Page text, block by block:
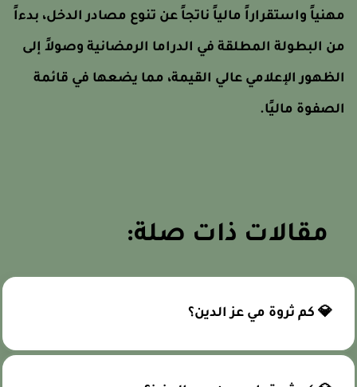
واستقراراً مالياً ناتجاً عن تنوع مصادر الدخل، بدءاً
البطولة المطلقة في الدراما الرمضانية وصولاً إلى
الإعلامي عالي القيمة، مما يضعها في قائمة
ماليًا.
مقالات ذات صلة:
💎 كم ثروة مي عز الدين؟